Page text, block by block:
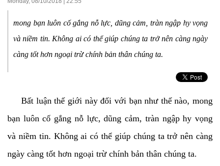
mong bạn luôn cố gắng nỗ lực, dũng cảm, tràn ngập hy vọng
và niềm tin. Không ai có thể giúp chúng ta trở nên càng ngày
càng tốt hơn ngoại trừ chính bản thân chúng ta.
Bất luận thế giới này đối với bạn như thế nào, mong
bạn luôn cố gắng nỗ lực, dũng cảm, tràn ngập hy vọng
và niềm tin. Không ai có thể giúp chúng ta trở nên càng
ngày càng tốt hơn ngoại trừ chính bản thân chúng ta.